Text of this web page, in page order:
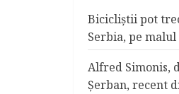
Bicicliştii pot
Serbia, pe
Alfred Simonis,
Şerban, recent